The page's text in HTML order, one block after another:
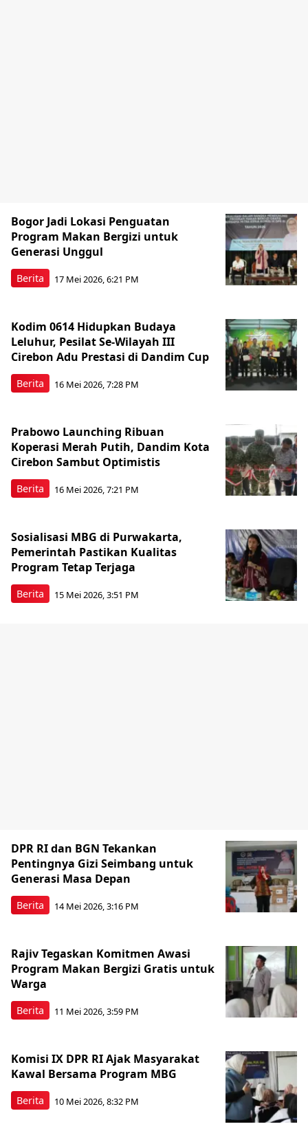
Berita
Bogor Jadi Lokasi Penguatan
Program Makan Bergizi untuk
Generasi Unggul
17 Mei 2026, 6:21 PM
Berita
Kodim 0614 Hidupkan Budaya
Leluhur, Pesilat Se-Wilayah III
Cirebon Adu Prestasi di Dandim Cup
16 Mei 2026, 7:28 PM
Berita
Prabowo Launching Ribuan
Koperasi Merah Putih, Dandim Kota
Cirebon Sambut Optimistis
16 Mei 2026, 7:21 PM
Berita
Sosialisasi MBG di Purwakarta,
Pemerintah Pastikan Kualitas
Program Tetap Terjaga
15 Mei 2026, 3:51 PM
Berita
DPR RI dan BGN Tekankan
Pentingnya Gizi Seimbang untuk
Generasi Masa Depan
14 Mei 2026, 3:16 PM
Berita
Rajiv Tegaskan Komitmen Awasi
Program Makan Bergizi Gratis untuk
Warga
11 Mei 2026, 3:59 PM
Berita
Komisi IX DPR RI Ajak Masyarakat
Kawal Bersama Program MBG
10 Mei 2026, 8:32 PM